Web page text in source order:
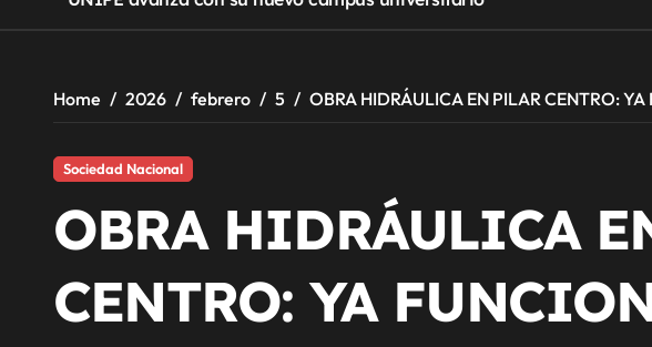
Home 2026 febrero 5 OBRA HIDRÁULICA EN PILAR CENTRO:
Sociedad Nacional
OBRA HIDRÁULICA
CENTRO: YA